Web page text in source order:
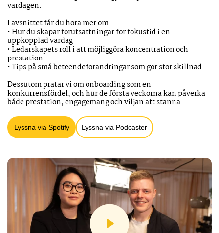
vardagen.
I avsnittet får du höra mer om:
• Hur du skapar förutsättningar för fokustid i en
uppkopplad vardag
• Ledarskapets roll i att möjliggöra koncentration och
prestation
• Tips på små beteendeförändringar som gör stor skillnad
Dessutom pratar vi om onboarding som en
konkurrensfördel, och hur de första veckorna kan påverka
både prestation, engagemang och viljan att stanna.
Lyssna via Spotify Lyssna via Podcaster